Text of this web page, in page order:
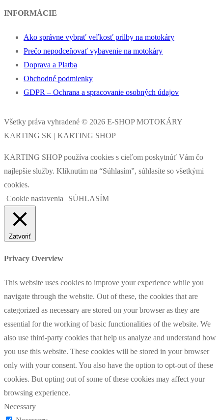
INFORMÁCIE
Ako správne vybrať veľkosť prilby na motokáry
Prečo nepodceňovať vybavenie na motokáry
Doprava a Platba
Obchodné podmienky
GDPR – Ochrana a spracovanie osobných údajov
Všetky práva vyhradené © 2026 E-SHOP MOTOKÁRY
KARTING SK | KARTING SHOP
KARTING SHOP používa cookies s cieľom poskytnúť Vám čo
najlepšie služby. Kliknutím na “Súhlasím”, súhlasíte so všetkými
cookies.
Cookie nastavenia
SÚHLASÍM
Zatvoriť
Privacy Overview
This website uses cookies to improve your experience while you
navigate through the website. Out of these, the cookies that are
categorized as necessary are stored on your browser as they are
essential for the working of basic functionalities of the website. We
also use third-party cookies that help us analyze and understand how
you use this website. These cookies will be stored in your browser
only with your consent. You also have the option to opt-out of these
cookies. But opting out of some of these cookies may affect your
browsing experience.
Necessary